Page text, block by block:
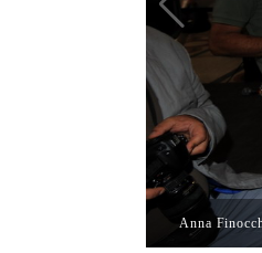
Anna